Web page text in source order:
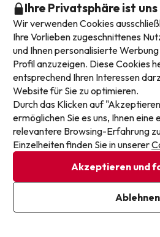
Lasst euch kein Angebot
Unsere Angebote ändern sich
eure E-Mail-Adresse und
handverlesene Auswahl
Urlaubsdeals, damit ihr nie
verpasst.
E-Mail-Adresse
Ich bin bereits
Indem Sie unseren Newsletter
Einverständnis, Marketingmitteilungen
Unser Team
Unsere Reisegruppe
Support im Urlaub
Angebote in Lloret de Mar
Angebote in Málaga
Angebote in Andalusien
Angebote auf den Kanaren
Top Deals
All-Inclusive-Hotels
Inselhotels in Spanien
Hotels mit Wasserpark in Spanien
Hotelangebote mit
Buchen Sie Ihr Schnäppchen
Wie man auf Jump2spain.com bucht
Faqs
Wir akzeptieren
Datenschutz
Ihre Privatsphäre ist
Wir verwenden Cookies
Ihre Vorlieben zugeschnittenes
und Ihnen personalisierte
Profil anzuzeigen. Diese Cookies
entsprechend Ihren Interessen
Website für Sie zu optimieren.
Durch das Klicken auf
ermöglichen Sie es uns, Ihnen eine
relevantere Browsing-Erfahrung
Einzelheiten finden Sie in unserer
Akzeptieren und
Ablehnen